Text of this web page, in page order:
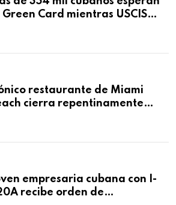
Green Card mientras USCIS
restaurante de Miami
cierra repentinamente
empresaria cubana con I-
recibe orden de